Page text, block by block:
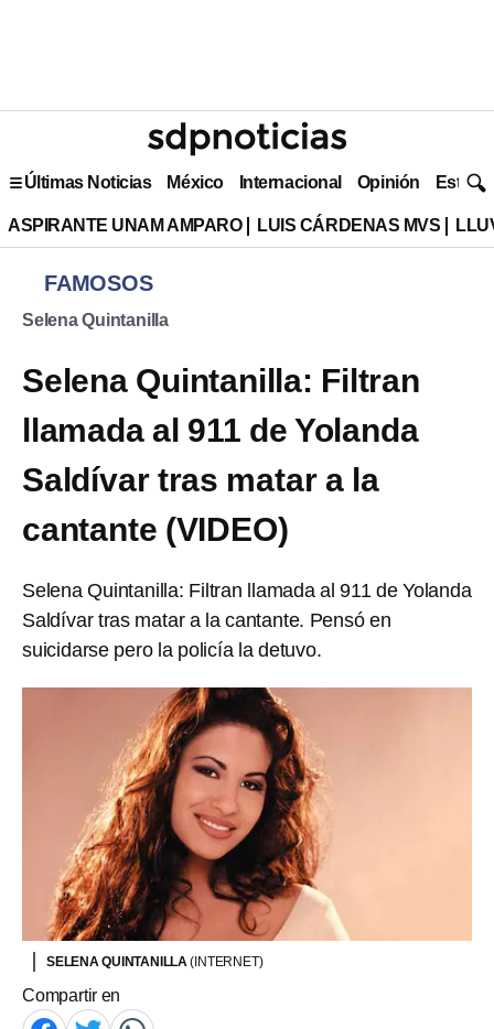
Últimas Noticias México Internacional Opinión Estilo
ASPIRANTE UNAM AMPARO LUIS CÁRDENAS MVS
FAMOSOS
Selena Quintanilla
Selena Quintanilla: Filtran
llamada al 911 de Yolanda
Saldívar tras matar a la
cantante (VIDEO)
Selena Quintanilla: Filtran llamada al 911 de Yolanda
Saldívar tras matar a la cantante. Pensó en
suicidarse pero la policía la detuvo.
SELENA QUINTANILLA(INTERNET)
Compartir en